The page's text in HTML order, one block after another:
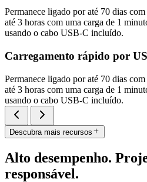
Permanece ligado por até 70 dias
até 3 horas com uma carga de 1
usando o cabo USB-C incluído.
Carregamento rápido por
Permanece ligado por até 70 dias
até 3 horas com uma carga de 1
usando o cabo USB-C incluído.
Descubra mais recursos
Alto desempenho.
responsável.